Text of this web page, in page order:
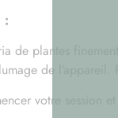
:
de plantes
de
votre session